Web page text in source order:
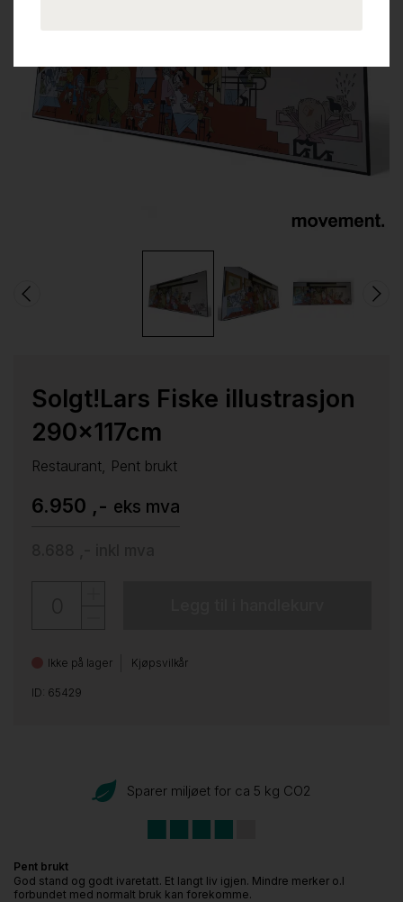
Solgt!Lars Fiske illustrasjon
290x117cm
Restaurant, Pent brukt
6.950 ,- eks mva
Ikke på lager Kjøpsvilkår
ID: 65429
Sparer miljøet for ca 5 kg CO2
Pent brukt
God stand og godt ivaretatt. Et langt liv igjen. Mindre merker o.l
forbundet med normalt bruk kan forekomme.